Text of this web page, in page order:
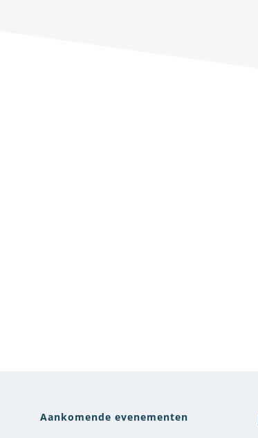
Aankomende evenementen